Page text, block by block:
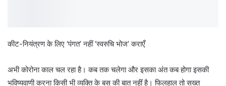
कीट-नियंत्रण के लिए ‘पंगत’ नहीं ‘स्वरुचि भोज’ कराएँ
अभी कोरोना काल चल रहा है। कब तक चलेगा और इसका अंत कब होगा इसकी
भविष्यवाणी करना किसी भी व्यक्ति के बस की बात नहीं है। फिलहाल तो सख्त